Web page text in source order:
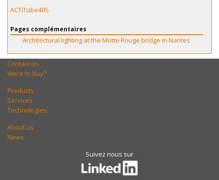
ACTiTube40S
Pages complémentaires
Architectural lighting at the Motte Rouge bridge in Nantes
Contact us
Were to buy?
Products
Services
Technologies
About us
News
Suivez nous sur